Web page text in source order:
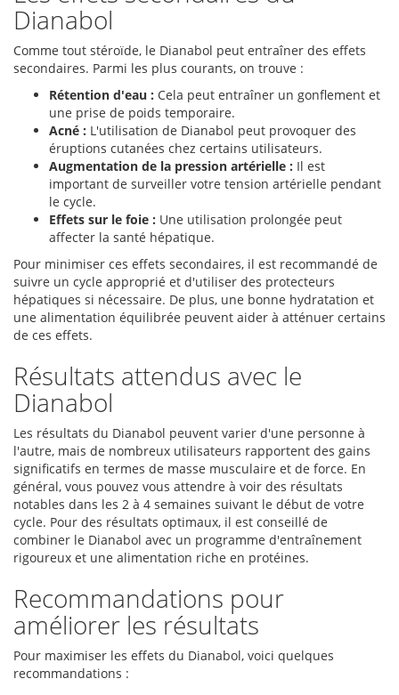
Dianabol
Comme tout stéroïde, le Dianabol peut entraîner des effets
secondaires. Parmi les plus courants, on trouve :
Rétention d'eau : Cela peut entraîner un gonflement et
une prise de poids temporaire.
Acné : L'utilisation de Dianabol peut provoquer des
éruptions cutanées chez certains utilisateurs.
Augmentation de la pression artérielle : Il est
important de surveiller votre tension artérielle pendant
le cycle.
Effets sur le foie : Une utilisation prolongée peut
affecter la santé hépatique.
Pour minimiser ces effets secondaires, il est recommandé de
suivre un cycle approprié et d'utiliser des protecteurs
hépatiques si nécessaire. De plus, une bonne hydratation et
une alimentation équilibrée peuvent aider à atténuer certains
de ces effets.
Résultats attendus avec le
Dianabol
Les résultats du Dianabol peuvent varier d'une personne à
l'autre, mais de nombreux utilisateurs rapportent des gains
significatifs en termes de masse musculaire et de force. En
général, vous pouvez vous attendre à voir des résultats
notables dans les 2 à 4 semaines suivant le début de votre
cycle. Pour des résultats optimaux, il est conseillé de
combiner le Dianabol avec un programme d'entraînement
rigoureux et une alimentation riche en protéines.
Recommandations pour
améliorer les résultats
Pour maximiser les effets du Dianabol, voici quelques
recommandations :